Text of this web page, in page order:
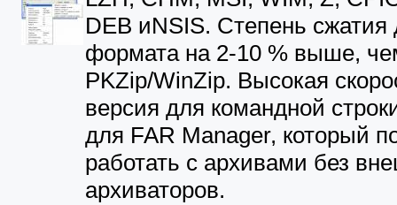
DEB иNSIS. Степень сжатия
формата на 2-10 % выше,
PKZip/WinZip. Высокая
версия для командной
для FAR Manager, который
работать с архивами без
архиваторов.